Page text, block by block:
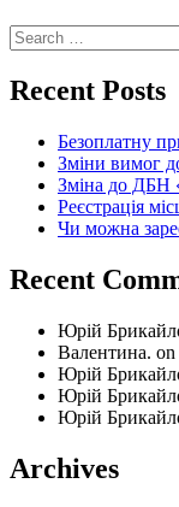
Recent Posts
Безоплатну
Зміни вимог
Зміна до ДБН
Реєстрація
Чи можна
Recent
Юрій
Валентина. on
Юрій
Юрій
Юрій
Archives